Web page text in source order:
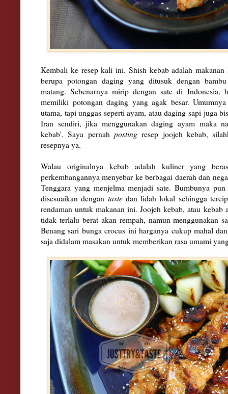
Kembali ke resep kali ini. Shish kebab adalah
berupa potongan daging yang ditusuk dengan
matang. Sebenarnya mirip dengan sate di Indonesia,
memiliki potongan daging yang agak besar.
utama, tapi unggas seperti ayam, atau daging sapi juga
Iran sendiri, jika menggunakan daging ayam maka
kebab'. Saya pernah posting resep joojeh kebab,
resepnya ya.
Walau originalnya kebab adalah kuliner yang
perkembangannya menyebar ke berbagai daerah dan
Tenggara yang menjelma menjadi sate. Bumbunya
disesuaikan dengan tastedan lidah lokal sehingga
rendaman untuk makanan ini. Joojeh kebab, atau kebab
tidak terlalu berat akan rempah, namun menggunakan
Benang sari bunga crocus ini harganya cukup mahal
saja didalam masakan untuk memberikan rasa umami